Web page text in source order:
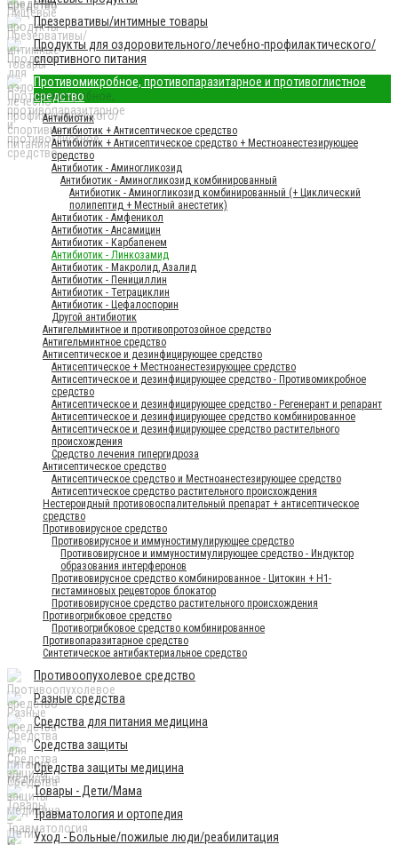
Презервативы/интимные товары
Продукты для оздоровительного/лечебно-профилактического/
спортивного питания
Противомикробное, противопаразитарное и противоглистное
средство
Антибиотик
Антибиотик + Антисептическое средство
Антибиотик + Антисептическое средство + Местноанестезирующее
средство
Антибиотик - Аминогликозид
Антибиотик - Аминогликозид комбинированный
Антибиотик - Аминогликозид комбинированный (+ Циклический
полипептид + Местный анестетик)
Антибиотик - Амфеникол
Антибиотик - Ансамицин
Антибиотик - Карбапенем
Антибиотик - Линкозамид
Антибиотик - Макролид, Азалид
Антибиотик - Пенициллин
Антибиотик - Тетрациклин
Антибиотик - Цефалоспорин
Другой антибиотик
Антигельминтное и противопротозойное средство
Антигельминтное средство
Антисептическое и дезинфицирующее средство
Антисептическое + Местноанестезирующее средство
Антисептическое и дезинфицирующее средство - Противомикробное
средство
Антисептическое и дезинфицирующее средство - Регенерант и репарант
Антисептическое и дезинфицирующее средство комбинированное
Антисептическое и дезинфицирующее средство растительного
происхождения
Средство лечения гипергидроза
Антисептическое средство
Антисептическое средство и Местноанестезирующее средство
Антисептическое средство растительного происхождения
Нестероидный противовоспалительный препарат + антисептическое
средство
Противовирусное средство
Противовирусное и иммуностимулирующее средство
Противовирусное и иммуностимулирующее средство - Индуктор
образования интерферонов
Противовирусное средство комбинированное - Цитокин + Н1-
гистаминовых рецевторов блокатор
Противовирусное средство растительного происхождения
Противогрибковое средство
Противогрибковое средство комбинированное
Противопаразитарное средство
Синтетическое антибактериальное средство
Противоопухолевое средство
Разные средства
Средства для питания медицина
Средства защиты
Средства защиты медицина
Товары - Дети/Мама
Травматология и ортопедия
Уход - Больные/пожилые люди/реабилитация